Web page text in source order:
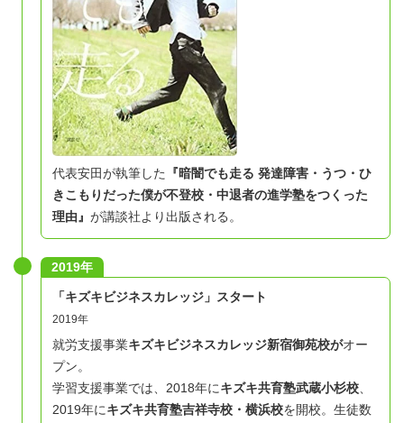
代表安田が執筆した
『暗闇でも走る 発達障害・うつ・ひ
きこもりだった僕が不登校・中退者の進学塾をつくった
理由』 が講談社より出版される。
2019年
「キズキビジネスカレッジ」スタート
2019年
就労支援事業キズキビジネスカレッジ新宿御苑校がオー
プン。
学習支援事業では、2018年にキズキ共育塾武蔵小杉校
2019年にキズキ共育塾吉祥寺校・横浜校を開校。生徒数